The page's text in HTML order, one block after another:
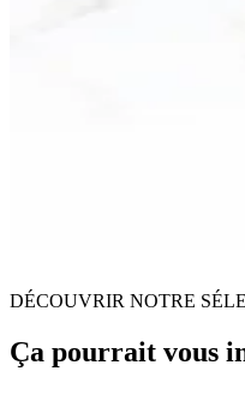
DÉCOUVRIR NOTRE
Ça pourrait vous